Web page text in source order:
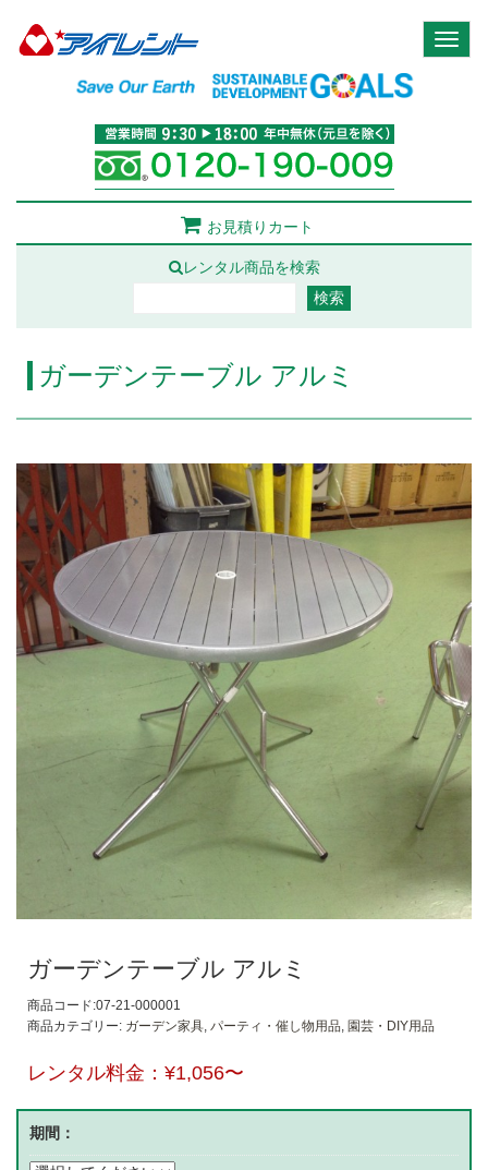
お見積りカート
レンタル商品を検索
ガーデンテーブル アルミ
ガーデンテーブル アルミ
商品コード:07-21-000001
商品カテゴリー: ガーデン家具 パーティ・催し物用品 園芸・DIY用品
レンタル料金： ¥1,056〜
期間：